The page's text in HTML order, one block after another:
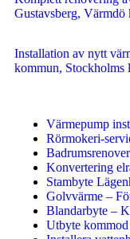
Gustavsberg,
Installation av nytt
kommun, Stockholms
Värmepump
Rörmokeri-
Konvertering
Stambyte
Golvvärme –
Blandarbyte –
Utbyte